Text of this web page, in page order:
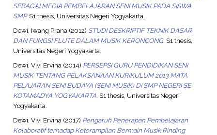
SEBAGAI MEDIA PEMBELAJARAN SENI MUSIK PADA SISWA
SMP.S1 thesis, Universitas Negeri Yogyakarta.
Dewi, Iwang Prana (2012) STUDI DESKRIPTIF TEKNIK DASAR
DAN FUNGSI FLUTE DALAM MUSIK KERONCONG. S1 thesis,
Universitas Negeri Yogyakarta.
Dewi, Vivi Ervina (2014) PERSEPSI GURU PENDIDIKAN SENI
MUSIK TENTANG PELAKSANAAN KURIKULUM 2013 MATA
PELAJARAN SENI BUDAYA (SENI MUSIK) DI SMP NEGERI SE-
KOTAMADYA YOGYAKARTA. S1 thesis, Universitas Negeri
Yogyakarta.
Dewi, Vivi Ervina(2017) Pengaruh Penerapan Pembelajaran
Kolaboratif terhadap Keterampilan Bermain Musik Rinding